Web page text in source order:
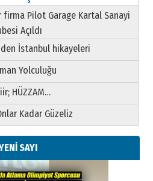
Pilot Garage Kartal Sanayi
Açıldı
İstanbul hikayeleri
Yolculuğu
HÜZZAM…
Kadar Güzeliz
SAYI